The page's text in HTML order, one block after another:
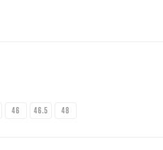
46 46.5 48